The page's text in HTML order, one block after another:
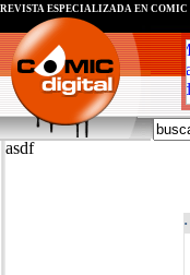
REVISTA ESPECIALIZADA EN CÓMIC
asdf
·